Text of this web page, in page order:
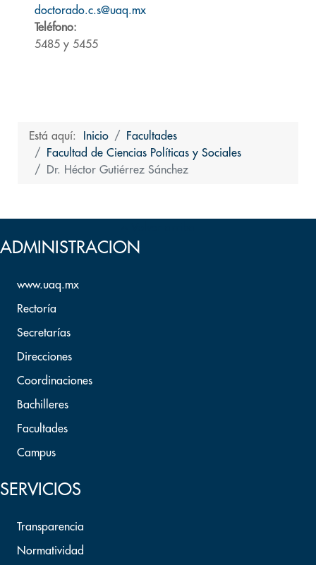
doctorado.c.s@uaq.mx
Teléfono:
5485 y 5455
Está aquí: Inicio
Facultades
Facultad de Ciencias Políticas y Sociales
Dr. Héctor Gutiérrez Sánchez
ADMINISTRACION
www.uaq.mx
Rectoría
Secretarías
Direcciones
Coordinaciones
Bachilleres
Facultades
Campus
SERVICIOS
Transparencia
Normatividad